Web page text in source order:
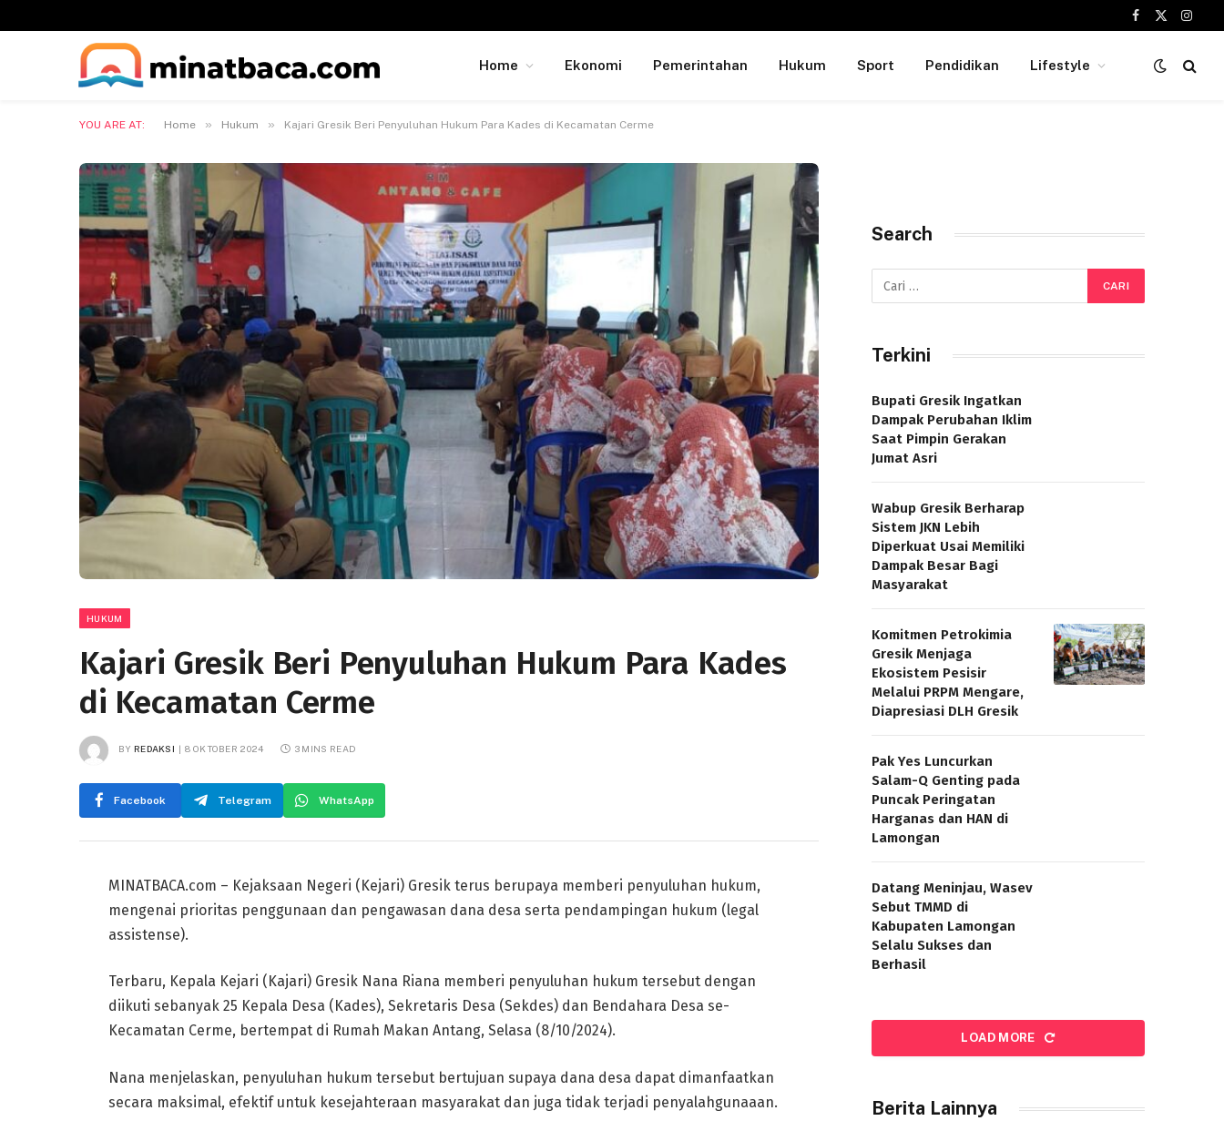
Facebook
X
Home Ekonomi Pemerintahan Hukum Sport Pendidikan Lifestyle
YOU ARE AT: Home » Hukum » Kajari Gresik Beri Penyuluhan Hukum Para Kades di Kecamatan Cerme
HUKUM
Kajari Gresik Beri Penyuluhan Hukum Para Kades
di Kecamatan Cerme
BY REDAKSI 8 OKTOBER 2024 3 MINS READ
Facebook Telegram WhatsApp
MINATBACA.com – Kejaksaan Negeri (Kejari) Gresik terus berupaya memberi penyuluhan hukum,
mengenai prioritas penggunaan dan pengawasan dana desa serta pendampingan hukum (legal
assistense).
Terbaru, Kepala Kejari (Kajari) Gresik Nana Riana memberi penyuluhan hukum tersebut dengan
diikuti sebanyak 25 Kepala Desa (Kades), Sekretaris Desa (Sekdes) dan Bendahara Desa se-
Kecamatan Cerme, bertempat di Rumah Makan Antang, Selasa (8/10/2024).
Nana menjelaskan, penyuluhan hukum tersebut bertujuan supaya dana desa dapat dimanfaatkan
secara maksimal, efektif untuk kesejahteraan masyarakat dan juga tidak terjadi penyalahgunaaan.
Search
Terkini
Bupati Gresik Ingatkan
Dampak Perubahan Iklim
Saat Pimpin Gerakan
Jumat Asri
Wabup Gresik Berharap
Sistem JKN Lebih
Diperkuat Usai Memiliki
Dampak Besar Bagi
Masyarakat
Komitmen Petrokimia
Gresik Menjaga
Ekosistem Pesisir
Melalui PRPM Mengare,
Diapresiasi DLH Gresik
Pak Yes Luncurkan
Salam-Q Genting pada
Puncak Peringatan
Harganas dan HAN di
Lamongan
Datang Meninjau, Wasev
Sebut TMMD di
Kabupaten Lamongan
Selalu Sukses dan
Berhasil
LOAD MORE
Berita Lainnya